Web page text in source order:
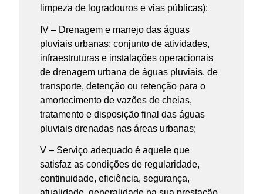
limpeza de logradouros e vias públicas);
IV – Drenagem e manejo das águas
pluviais urbanas: conjunto de atividades,
infraestruturas e instalações operacionais
de drenagem urbana de águas pluviais, de
transporte, detenção ou retenção para o
amortecimento de vazões de cheias,
tratamento e disposição final das águas
pluviais drenadas nas áreas urbanas;
V – Serviço adequado é aquele que
satisfaz as condições de regularidade,
continuidade, eficiência, segurança,